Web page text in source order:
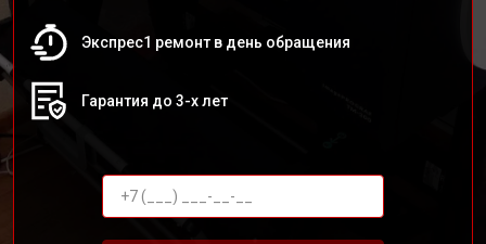
Экспрес1 ремонт в день обращения
Гарантия до 3-х лет